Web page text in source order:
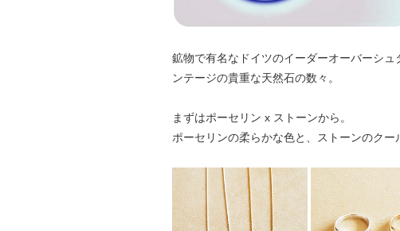
鉱物で有名なドイツのイーダーオーバーシ
ンテージの貴重な天然石の数々。
まずはポーセリン x ストーンから。
ポーセリンの柔らかな色と、ストーンのクー